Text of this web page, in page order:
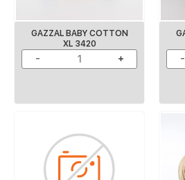
GAZZAL BABY COTTON
XL 3420